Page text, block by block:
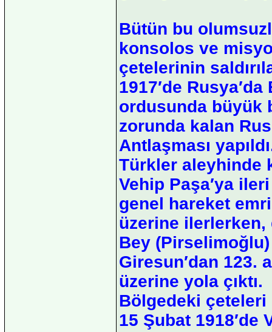
Bütün bu
konsolos ve
çetelerinin
1917′de
ordusunda büyük
zorunda kalan
Antlaşması
Türkler aleyhinde
Vehip Paşa′ya
genel hareket
üzerine ilerlerken,
Bey
Giresun′dan 123.
üzerine yola çıktı.
Bölgedeki
15 Şubat 1918′de